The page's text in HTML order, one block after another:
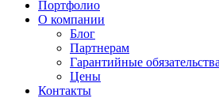
Портфолио
О компании
Блог
Партнерам
Гарантийные обязательства
Цены
Контакты